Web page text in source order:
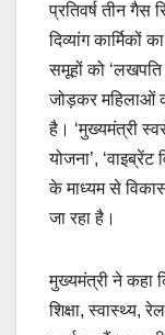
प्रतिवर्ष तीन गैस
दिव्यांग कार्मिकों
समूहों को ‘लखपति
जोड़कर महिलाओं
है। ‘मुख्यमंत्री
योजना’,
के माध्यम से
जा रहा है।
मुख्यमंत्री ने कहा
शिक्षा, स्वास्थ्य,